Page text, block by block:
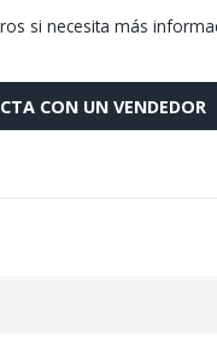
si necesita más
CON UN VENDEDOR